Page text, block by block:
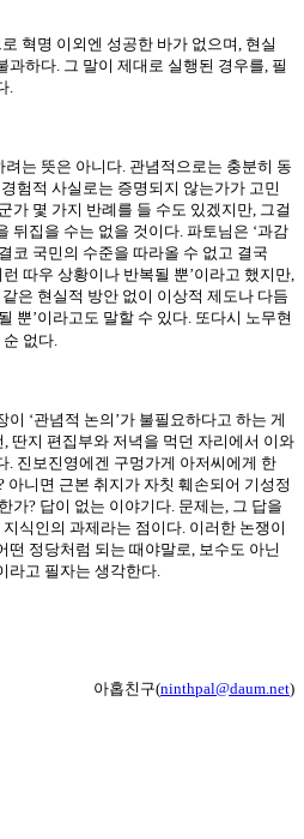
혁명 이외엔 성공한 바가 없으며 현실
과하다 그 말이 제대로 실행된 경우를 필
려는 뜻은 아니다 관념적으로는 충분히 동
험적 사실로는 증명되지 않는가가 고민
가 몇 가지 반례를 들 수도 있겠지만 그걸
뒤집을 수는 없을 것이다 파토님은 ‘과감
코 국민의 수준을 따라올 수 없고 결국
따우 상황이나 반복될 뿐’이라고 했지만
은 현실적 방안 없이 이상적 제도나 다듬
뿐’이라고도 말할 수 있다 또다시 노무현
순 없다
이 ‘관념적 논의 ’가 불필요하다고 하는 게
딴지 편집부와 저녁을 먹던 자리에서 이와
진보진영에겐 구멍가게 아저씨에게 한
아니면 근본 취지가 자칫 훼손되어 기성정
가? 답이 없는 이야기다 문제는 그 답을
지식인의 과제라는 점이다 이러한 논쟁이
떤 정당처럼 되는 때야말로
보수도 아닌
라고 필자는 생각한다
아홉친구(ninthpal@daum.net)